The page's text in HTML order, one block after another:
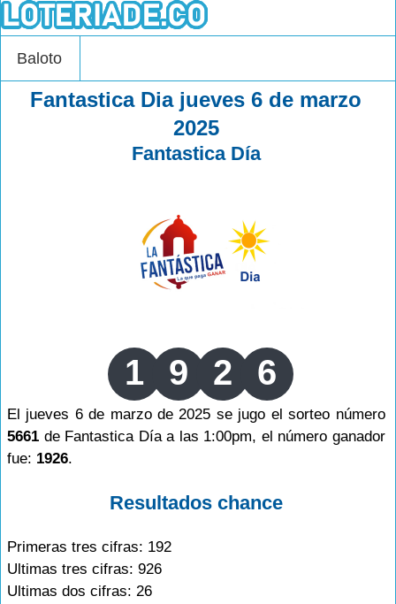
Baloto
Fantastica Dia jueves 6 de marzo
2025
Fantastica Día
1 9 2 6
El jueves 6 de marzo de 2025 se jugo el sorteo número
5661 de Fantastica Día a las 1:00pm, el número ganador
fue: 1926.
Resultados chance
Primeras tres cifras: 192
Ultimas tres cifras: 926
Ultimas dos cifras: 26